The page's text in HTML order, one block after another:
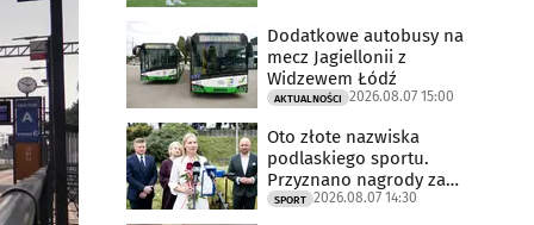
Dodatkowe autobusy na
mecz Jagiellonii z
Widzewem Łódź
AKTUALNOŚCI 2026.08.07 15:00
Oto złote nazwiska
podlaskiego sportu.
Przyznano nagrody za
2025 rok
SPORT 2026.08.07 14:30